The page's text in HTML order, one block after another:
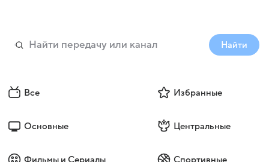
Найти
Все Избранные
Основные Центральные
Фильмы и Сериалы Спортивные